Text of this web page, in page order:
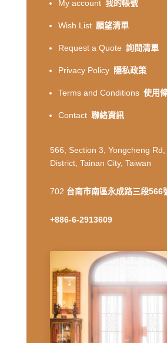
My account 我的帳號
Wish List 願望清單
Request a Quote 詢問清單
Privacy Policy 隱私政策
Terms and Conditions 使用
Contact 聯絡資訊
566, Section 3, Yongcheng Rd,
District, Tainan City, Taiwan
702 台南市南區永成路三段566
+886-6-2913609